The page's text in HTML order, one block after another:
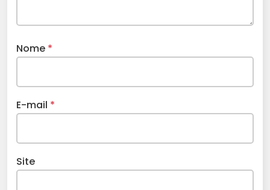
Nome *
E-mail *
Site